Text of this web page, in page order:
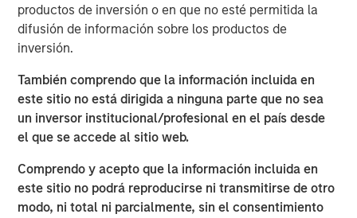
productos de inversión o en que no esté permitida la
difusión de información sobre los productos de
inversión.
También comprendo que la información incluida en
este sitio no está dirigida a ninguna parte que no sea
un inversor institucional/profesional en el país desde
el que se accede al sitio web.
Comprendo y acepto que la información incluida en
este sitio no podrá reproducirse ni transmitirse de otro
modo, ni total ni parcialmente, sin el consentimiento
TRIMESTRAL
TRIMESTRAL
The BEAT™ for Q3 2026 - July